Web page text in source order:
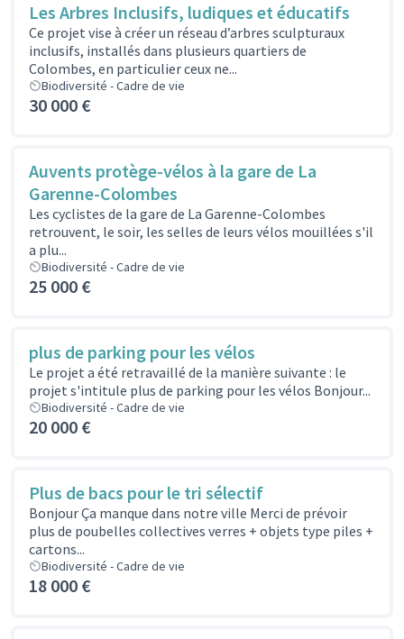
Les Arbres Inclusifs, ludiques et éducatifs
Ce projet vise à créer un réseau d’arbres sculpturaux
inclusifs, installés dans plusieurs quartiers de
Colombes, en particulier ceux ne...
Biodiversité - Cadre de vie
30 000 €
Auvents protège-vélos à la gare de La
Garenne-Colombes
Les cyclistes de la gare de La Garenne-Colombes
retrouvent, le soir, les selles de leurs vélos mouillées s'il
a plu...
Biodiversité - Cadre de vie
25 000 €
plus de parking pour les vélos
Le projet a été retravaillé de la manière suivante : le
projet s'intitule plus de parking pour les vélos Bonjour...
Biodiversité - Cadre de vie
20 000 €
Plus de bacs pour le tri sélectif
Bonjour Ça manque dans notre ville Merci de prévoir
plus de poubelles collectives verres + objets type piles +
cartons...
Biodiversité - Cadre de vie
18 000 €